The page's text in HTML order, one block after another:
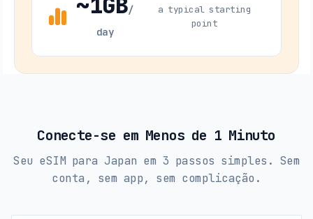
/
day
a typical starting
point
Conecte-se em Menos de 1 Minuto
Seu eSIM para Japan em 3 passos simples. Sem
conta, sem app, sem complicação.